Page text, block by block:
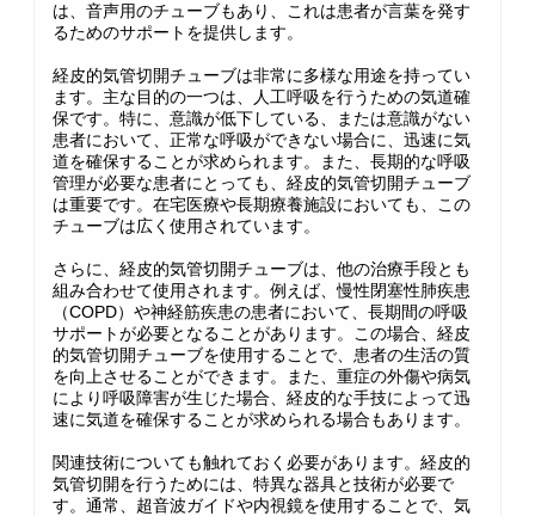
は、音声用のチューブもあり、これは患者が言葉を発す
るためのサポートを提供します。
経皮的気管切開チューブは非常に多様な用途を持ってい
ます。主な目的の一つは、人工呼吸を行うための気道確
保です。特に、意識が低下している、または意識がない
患者において、正常な呼吸ができない場合に、迅速に気
道を確保することが求められます。また、長期的な呼吸
管理が必要な患者にとっても、経皮的気管切開チューブ
は重要です。在宅医療や長期療養施設においても、この
チューブは広く使用されています。
さらに、経皮的気管切開チューブは、他の治療手段とも
組み合わせて使用されます。例えば、慢性閉塞性肺疾患
（COPD）や神経筋疾患の患者において、長期間の呼吸
サポートが必要となることがあります。この場合、経皮
的気管切開チューブを使用することで、患者の生活の質
を向上させることができます。また、重症の外傷や病気
により呼吸障害が生じた場合、経皮的な手技によって迅
速に気道を確保することが求められる場合もあります。
関連技術についても触れておく必要があります。経皮的
気管切開を行うためには、特異な器具と技術が必要で
す。通常、超音波ガイドや内視鏡を使用することで、気